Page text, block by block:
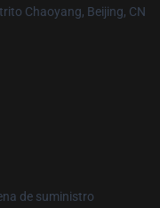
Chaoyang, Beijing, CN
de suministro